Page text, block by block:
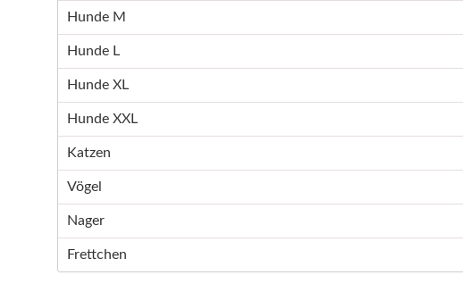
Hunde M
Hunde L
Hunde XL
Hunde XXL
Katzen
Vögel
Nager
Frettchen